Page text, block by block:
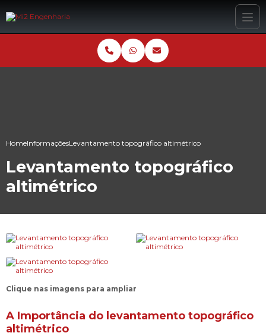
HomeInformaçõesLevantamento topográfico altimétrico
Levantamento topográfico
altimétrico
Clique nas imagens para ampliar
A Importância do levantamento topográfico
altimétrico